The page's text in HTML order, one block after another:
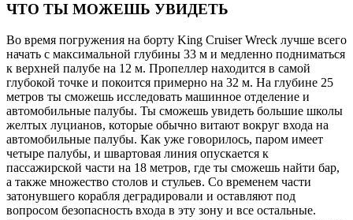
ЧТО ТЫ МОЖЕШЬ УВИДЕТЬ
Во время погружения на борту King Cruiser Wreck лучше всего
начать с максимальной глубины 33 м и медленно подниматься
к верхней палубе на 12 м. Пропеллер находится в самой
глубокой точке и покоится примерно на 32 м. На глубине 25
метров ты сможешь исследовать машинное отделение и
автомобильные палубы. Ты сможешь увидеть большие школы
желтых луцианов, которые обычно витают вокруг входа на
автомобильные палубы. Как уже говорилось, паром имеет
четыре палубы, и швартовая линия опускается к
пассажирской части на 18 метров, где ты сможешь найти бар,
а также множество столов и стульев. Со временем части
затонувшего корабля деградировали и оставляют под
вопросом безопасность входа в эту зону и все остальные.